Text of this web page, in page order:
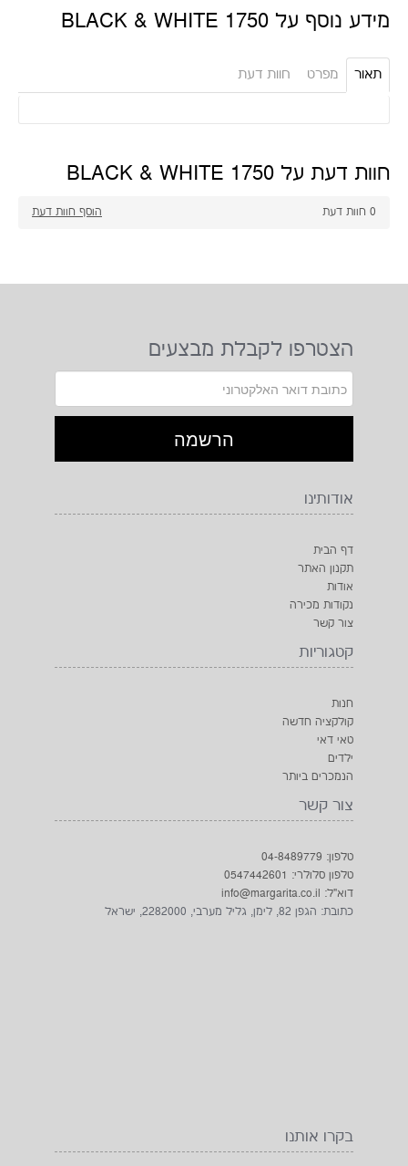
מידע נוסף על 1750 BLACK & WHITE
תאור מפרט חוות דעת
חוות דעת על 1750 BLACK & WHITE
0 חוות דעת הוסף חוות דעת
הצטרפו לקבלת מבצעים
אודותינו
דף הבית
תקנון האתר
אודות
נקודות מכירה
צור קשר
קטגוריות
חנות
קולקציה חדשה
טאי דאי
ילדים
הנמכרים ביותר
צור קשר
טלפון: 04-8489779
טלפון סלולרי: 0547442601
דוא"ל: info@margarita.co.il
כתובת: הגפן 82, לימן, גליל מערבי, 2282000, ישראל
בקרו אותנו